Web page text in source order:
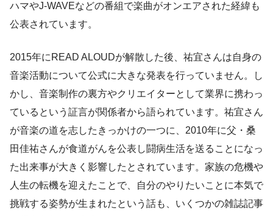
ハマやJ-WAVEなどの番組で楽曲がオンエアされた経緯も
公表されています。
2015年にREAD ALOUDが解散した後、祐宜さんは自身の
音楽活動について公式に大きな発表を行っていません。し
かし、音楽制作の裏方やクリエイターとして業界に携わっ
ているという証言が関係者から語られています。祐宜さん
が音楽の道を志したきっかけの一つに、2010年に父・桑
田佳祐さんが食道がんを公表し闘病生活を送ることになっ
た出来事が大きく影響したとされています。家族の危機や
人生の転機を迎えたことで、自分のやりたいことに本気で
挑戦する姿勢が生まれたという話も、いくつかの雑誌記事